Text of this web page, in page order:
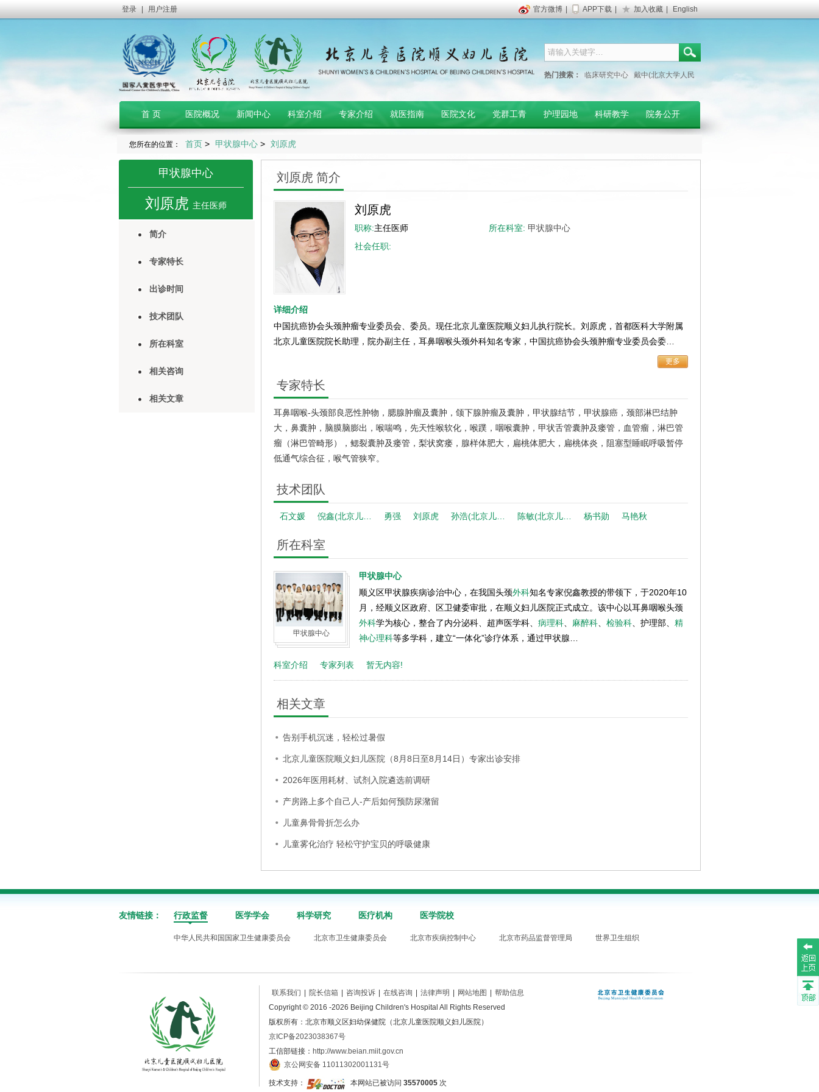
官方微博 APP下载 加入收藏 English
登录 用户注册
热门搜索： 临床研究中心
戴中(北京大学人民
医院专家)
首 页 医院概况 新闻中心 科室介绍 专家介绍 就医指南 医院文化 党群工青 护理园地 科研教学 院务公开
您所在的位置： 首页 > 甲状腺中心 > 刘原虎
甲状腺中心
刘原虎 主任医师
简介
专家特长
出诊时间
技术团队
所在科室
相关咨询
相关文章
刘原虎 简介
刘原虎
职称:主任医师 所在科室: 甲状腺中心
社会任职:
详细介绍
中国抗癌协会头颈肿瘤专业委员会、委员。现任北京儿童医院顺义妇儿执行院长。刘原虎，首都医科大学附属
北京儿童医院院长助理，院办副主任，耳鼻咽喉头颈外科知名专家，中国抗癌协会头颈肿瘤专业委员会委…
更多
专家特长
耳鼻咽喉-头颈部良恶性肿物，腮腺肿瘤及囊肿，颌下腺肿瘤及囊肿，甲状腺结节，甲状腺癌，颈部淋巴结肿
大，鼻囊肿，脑膜脑膨出，喉喘鸣，先天性喉软化，喉蹼，咽喉囊肿，甲状舌管囊肿及瘘管，血管瘤，淋巴管
瘤（淋巴管畸形），鳃裂囊肿及瘘管，梨状窝瘘，腺样体肥大，扁桃体肥大，扁桃体炎，阻塞型睡眠呼吸暂停
低通气综合征，喉气管狭窄。
技术团队
石文媛 倪鑫(北京儿… 勇强 刘原虎 孙浩(北京儿… 陈敏(北京儿… 杨书勋 马艳秋
所在科室
甲状腺中心
甲状腺中心
顺义区甲状腺疾病诊治中心，在我国头颈外科知名专家倪鑫教授的带领下，于2020年10
月，经顺义区政府、区卫健委审批，在顺义妇儿医院正式成立。该中心以耳鼻咽喉头颈
外科学为核心，整合了内分泌科、超声医学科、 病理科、 麻醉科、 检验科、护理部、 精
神心理科等多学科，建立“一体化”诊疗体系，通过甲状腺…
科室介绍 专家列表 暂无内容!
相关文章
告别手机沉迷，轻松过暑假
北京儿童医院顺义妇儿医院（8月8日至8月14日）专家出诊安排
2026年医用耗材、试剂入院遴选前调研
产房路上多个自己人-产后如何预防尿潴留
儿童鼻骨骨折怎么办
儿童雾化治疗 轻松守护宝贝的呼吸健康
友情链接： 行政监督 医学学会 科学研究 医疗机构 医学院校
中华人民共和国国家卫生健康委员会 北京市卫生健康委员会 北京市疾病控制中心 北京市药品监督管理局 世界卫生组织
联系我们 院长信箱 咨询投诉 在线咨询 法律声明 网站地图
帮助信息
Copyright © 2016 -2026 Beijing Children's Hospital All Rights Reserved
版权所有：北京市顺义区妇幼保健院（北京儿童医院顺义妇儿医院）
京ICP备2023038367号
工信部链接： http://www.beian.miit.gov.cn
京公网安备 11011302001131号
技术支持： 本网站已被访问 35570005 次